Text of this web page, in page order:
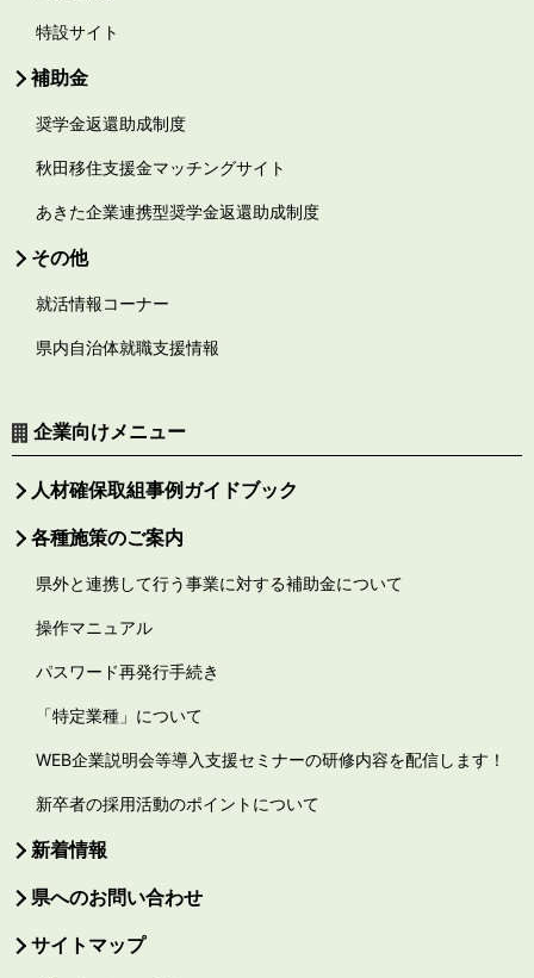
特設サイト
補助金
奨学金返還助成制度
秋田移住支援金マッチングサイト
あきた企業連携型奨学金返還助成制度
その他
就活情報コーナー
県内自治体就職支援情報
企業向けメニュー
人材確保取組事例ガイドブック
各種施策のご案内
県外と連携して行う事業に対する補助金について
操作マニュアル
パスワード再発行手続き
「特定業種」について
WEB企業説明会等導入支援セミナーの研修内容を配信します！
新卒者の採用活動のポイントについて
新着情報
県へのお問い合わせ
サイトマップ